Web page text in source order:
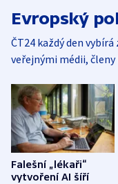
Evropský
ČT24 každý den
veřejnými médii, členy
Falešní „lékaři“
vytvoření AI šíří